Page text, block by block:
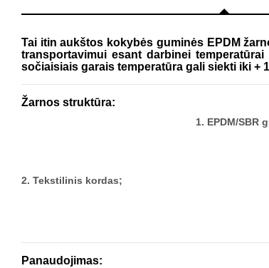
Tai itin aukštos kokybės guminės EPDM
transportavimui esant darbinei
sočiaisiais garais temperatūra gali siekti iki +
Žarnos struktūra:
1. EPDM/SBR
2. Tekstilinis kordas;
Panaudojimas: